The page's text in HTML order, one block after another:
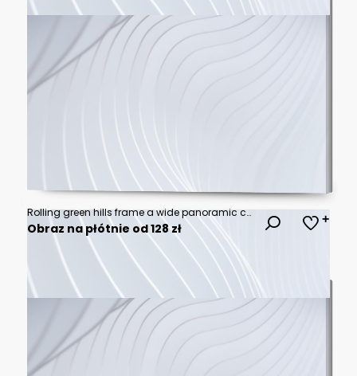
Rolling green hills frame a wide panoramic coastal view meeting the expansive blue ocean under a dramatically cloudy sky
Obraz na płótnie od 128 zł